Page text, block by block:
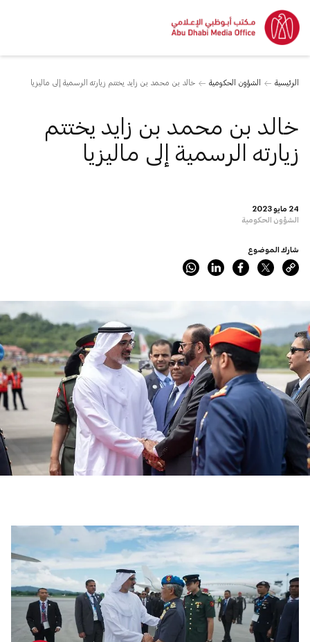
الرئيسية الشؤون الحكومية خالد بن محمد بن زايد يختتم زيارته الرسمية إلى ماليزيا
24 مايو 2023
الشؤون الحكومية
خالد بن محمد بن زايد يختتم
زيارته الرسمية إلى ماليزيا
شارك الموضوع